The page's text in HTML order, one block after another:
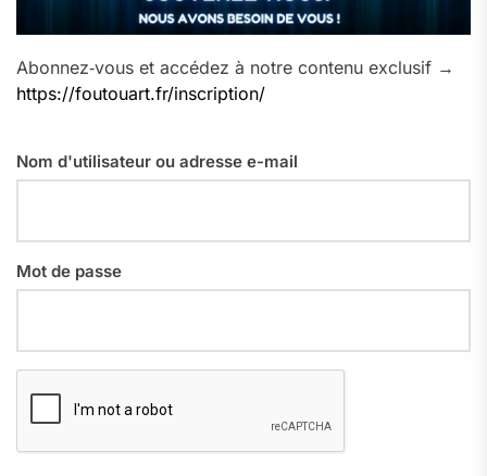
Abonnez‑vous et accédez à notre contenu exclusif →
https://foutouart.fr/inscription/
Nom d'utilisateur ou adresse e-mail
Mot de passe